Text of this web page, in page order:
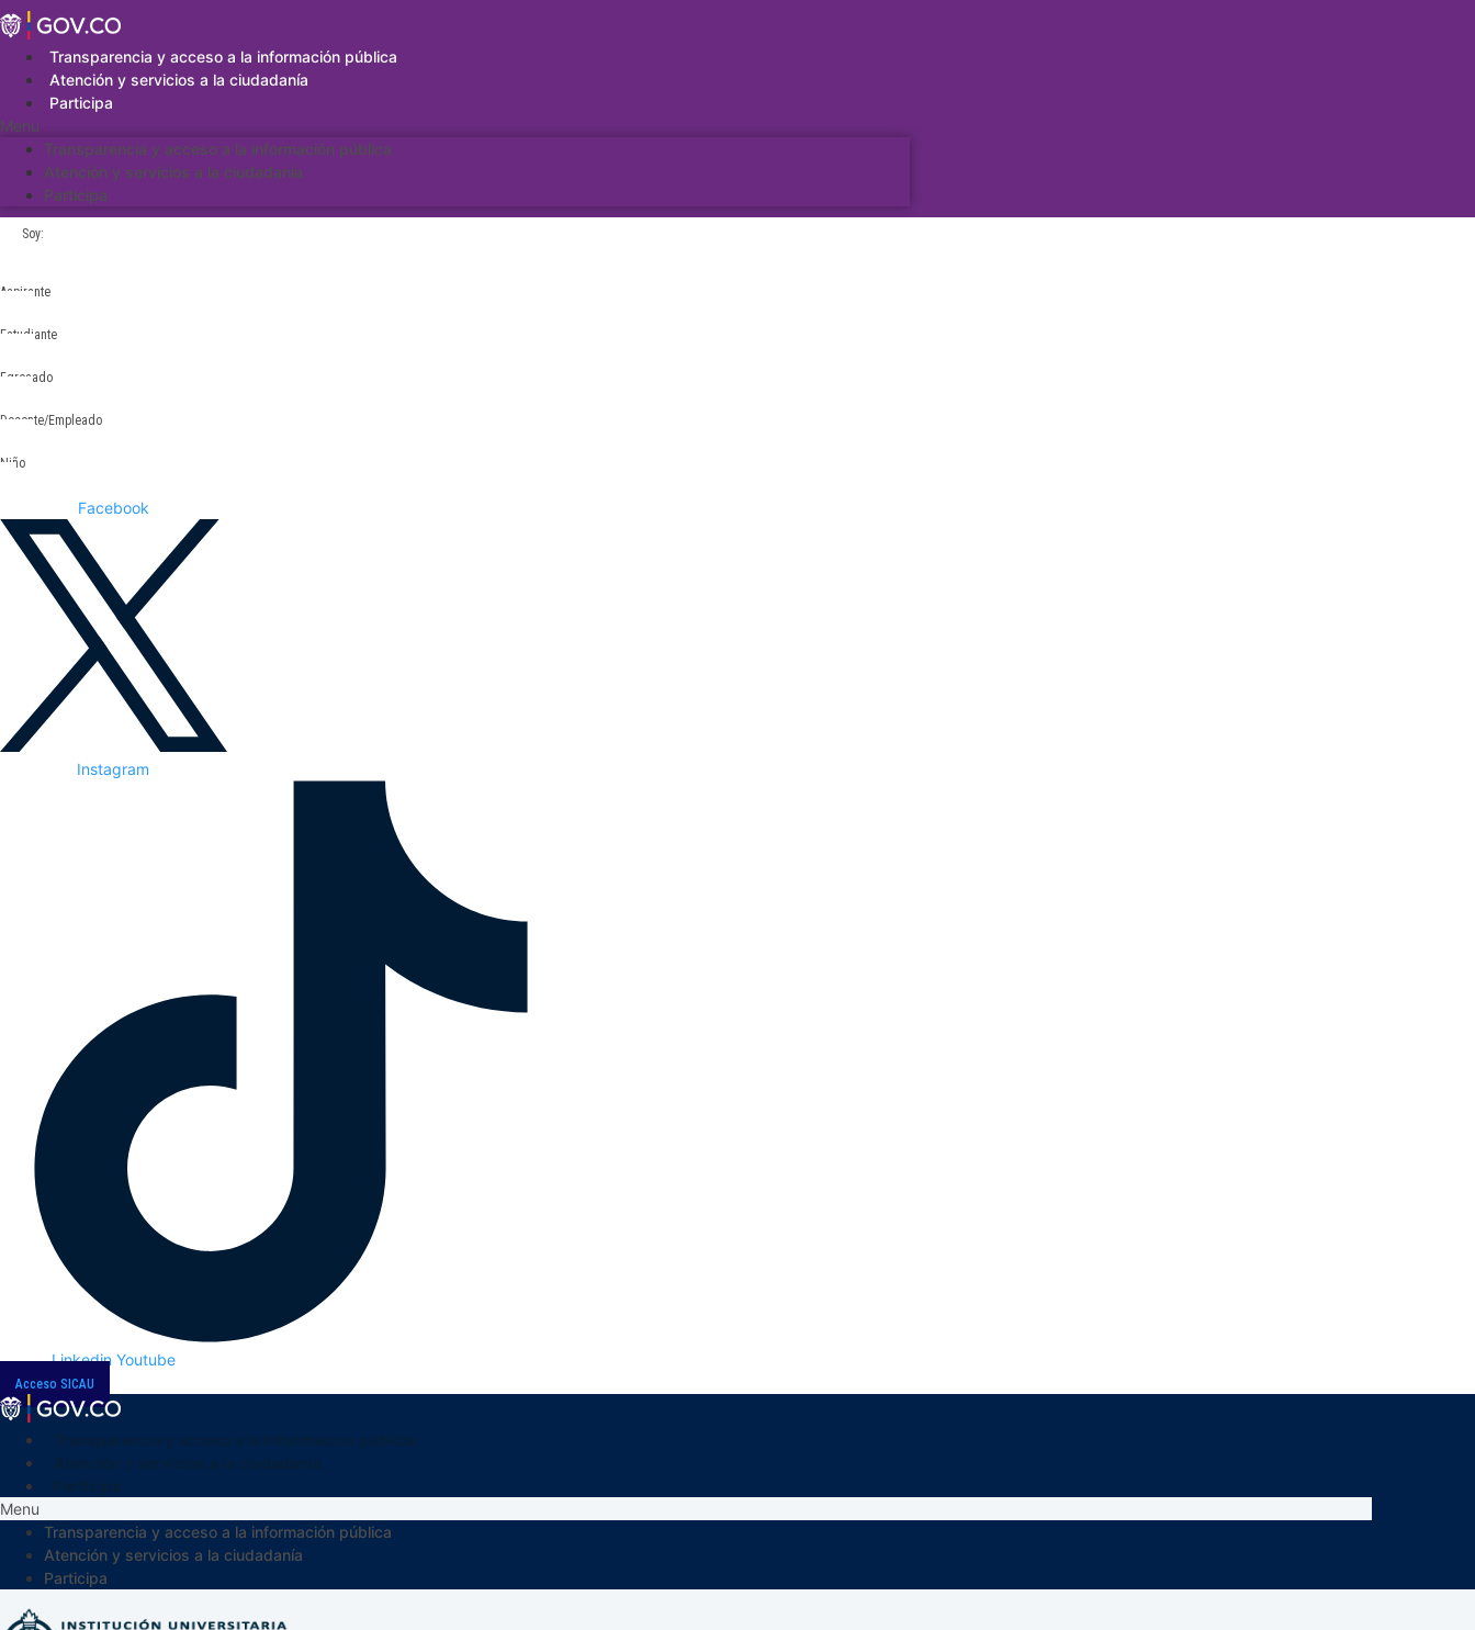
Saltar
al
contenidoTransparencia y acceso a la información pública
Atención y servicios a la ciudadanía
Participa
Menu
Transparencia y acceso a la información pública
Atención y servicios a la ciudadanía
Participa
Soy:
Aspirante
Estudiante
Egresado
Docente/Empleado
Niño
Facebook
Instagram
Linkedin Youtube
Acceso SICAU
Menu
Transparencia y acceso a la información pública
Atención y servicios a la ciudadanía
Participa